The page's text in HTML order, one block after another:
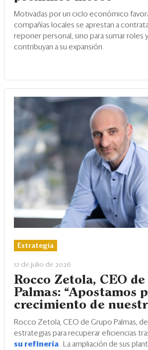
Motivadas por un ciclo económico
compañías locales se aprestan a
reponer personal, sino para sumar roles
contribuyan a su expansión.
Estrategia
12 de julio de 2026
Rocco Zetola, CEO
Palmas: “Apostamos
crecimiento de
Rocco Zetola, CEO de Grupo Palmas,
estrategias para recuperar eficiencias
su refinería
. La ampliación de sus